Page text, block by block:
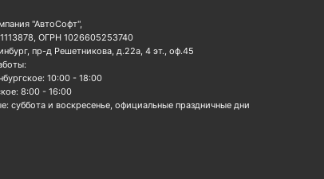
"АвтоСофт",
ОГРН 1026605253740
пр-д Решетникова, д.22а, 4 эт., оф.45
10:00 - 18:00
8:00 - 16:00
суббота и воскресенье, официальные праздничные дни